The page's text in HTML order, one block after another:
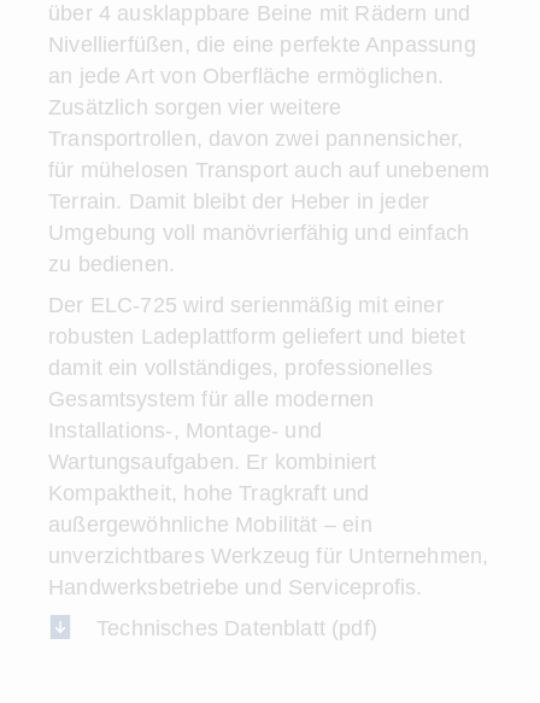
über 4 ausklappbare Beine mit Rädern und
Nivellierfüßen, die eine perfekte Anpassung
an jede Art von Oberfläche ermöglichen.
Zusätzlich sorgen vier weitere
Transportrollen, davon zwei pannensicher,
für mühelosen Transport auch auf unebenem
Terrain. Damit bleibt der Heber in jeder
Umgebung voll manövrierfähig und einfach
zu bedienen.
Der ELC-725 wird serienmäßig mit einer
robusten Ladeplattform geliefert und bietet
damit ein vollständiges, professionelles
Gesamtsystem für alle modernen
Installations-, Montage- und
Wartungsaufgaben. Er kombiniert
Kompaktheit, hohe Tragkraft und
außergewöhnliche Mobilität – ein
unverzichtbares Werkzeug für Unternehmen,
Handwerksbetriebe und Serviceprofis.
Technisches Datenblatt (pdf)